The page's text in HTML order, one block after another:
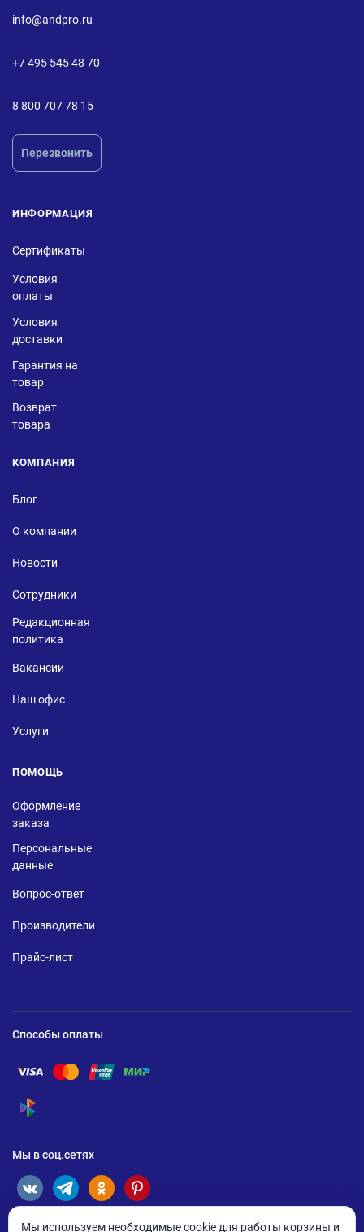
info@andpro.ru
+7 495 545 48 70
8 800 707 78 15
Перезвонить
ИНФОРМАЦИЯ
Сертификаты
Условия
оплаты
Условия
доставки
Гарантия на
товар
Возврат
товара
КОМПАНИЯ
Блог
О компании
Новости
Сотрудники
Редакционная
политика
Вакансии
Наш офис
Услуги
ПОМОЩЬ
Оформление
заказа
Персональные
данные
Вопрос-ответ
Производители
Прайс-лист
Способы оплаты
Помощь по оплате Visa
Помощь по оплате Mastercard
Помощь по оплате UnionPay
Помощь по оплате Мир
Помощь по оплате СБП
Мы в соц.сетях
Мы используем необходимые cookie для работы корзины и